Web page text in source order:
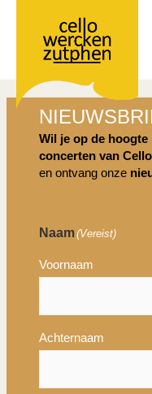
Wil je op de
concerten van
en ontvang onze
Naam(Vereist)
Voornaam
Achternaam